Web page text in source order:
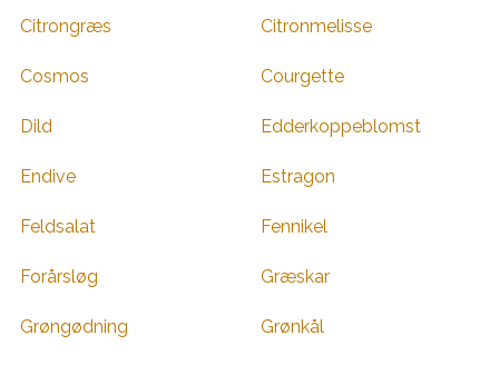
Citrongræs Citronmelisse
Cosmos Courgette
Dild Edderkoppeblomst
Endive Estragon
Feldsalat Fennikel
Forårsløg Græskar
Grøngødning Grønkål